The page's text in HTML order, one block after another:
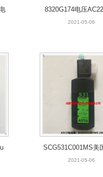
8320G174电压
国ASCO电磁阀
2021-05-06
SCG531C001MS美
Onumatics电磁阀
2021-05-06